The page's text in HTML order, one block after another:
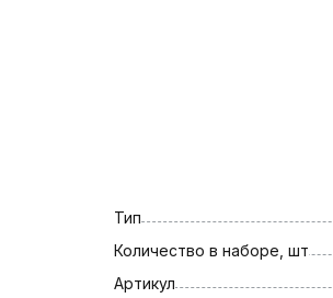
Тип
Количество в наборе, шт
Артикул